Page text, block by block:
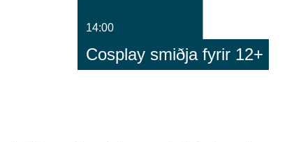
14:00
Cosplay smiðja fyrir 12+